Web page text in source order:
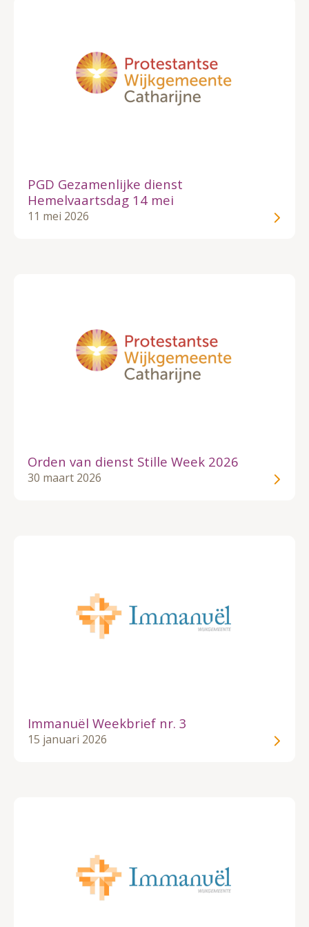
PGD Gezamenlijke dienst
Hemelvaartsdag 14 mei
11 mei 2026
Orden van dienst Stille Week 2026
30 maart 2026
Immanuël Weekbrief nr. 3
15 januari 2026